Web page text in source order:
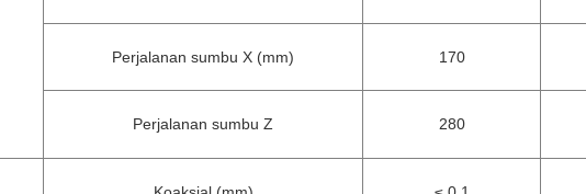
Perjalanan sumbu X (mm) 170
Perjalanan sumbu Z 280